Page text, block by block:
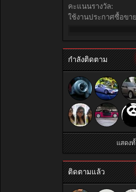
คะแนนรางวัล:
ใช้งานประกาศซื้อขา
กำลังติดตาม
แสดง
ติดตามแล้ว